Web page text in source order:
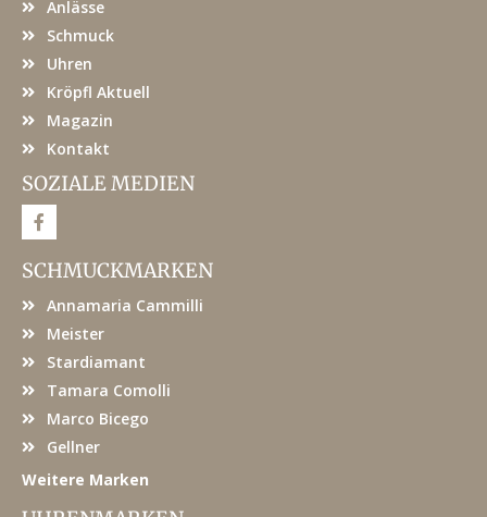
Anlässe
Schmuck
Uhren
Kröpfl Aktuell
Magazin
Kontakt
SOZIALE MEDIEN
F
a
e
b
o
SCHMUCKMARKEN
Annamaria Cammilli
Meister
Stardiamant
Tamara Comolli
Marco Bicego
Gellner
Weitere Marken